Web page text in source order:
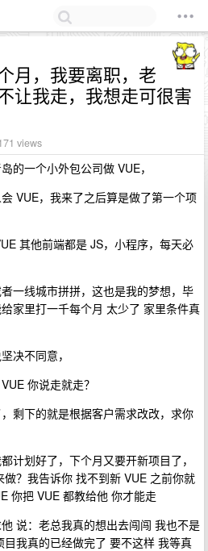
月，我要离职，老
让我走，我想走可很害
views
的一个小外包公司做 VUE，
VUE，我来了之后算是做了第一个项
其他前端都是 JS，小程序，每天必
一线城市拼拼，这也是我的梦想，毕
家里打一千每个月 太少了 家里条件真
决不同意，
你说走就走？
剩下的就是根据客户需求改改，求你
计划好了，下个月又要开新项目了，
？我告诉你 找不到新 VUE 之前你就
你把 VUE 都教给他 你才能走
说：老总我真的想出去闯闯 我也不是
我真的已经做完了 要不这样 我等真